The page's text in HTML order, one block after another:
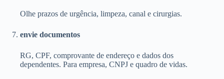
Olhe prazos de urgência, limpeza, canal e cirurgias.
envie documentos
RG, CPF, comprovante de endereço e dados dos
dependentes. Para empresa, CNPJ e quadro de vidas.